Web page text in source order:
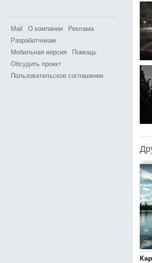
Mail О компании
Реклама
Разработчикам
Мобильная версия
Помощь
Обсудить проект
Пользовательское соглашение